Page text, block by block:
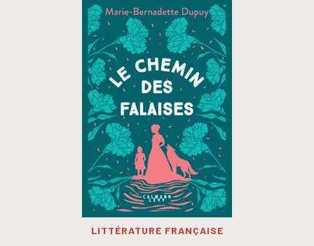
LITTÉRATURE FRANÇAISE